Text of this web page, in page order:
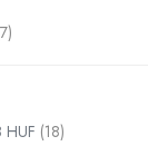
HUF (18)